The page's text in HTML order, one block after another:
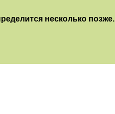
несколько позже.